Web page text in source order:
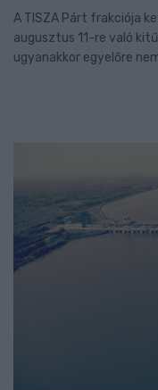
A TISZA Párt frakciója
augusztus 11-re való
ugyanakkor egyelőre